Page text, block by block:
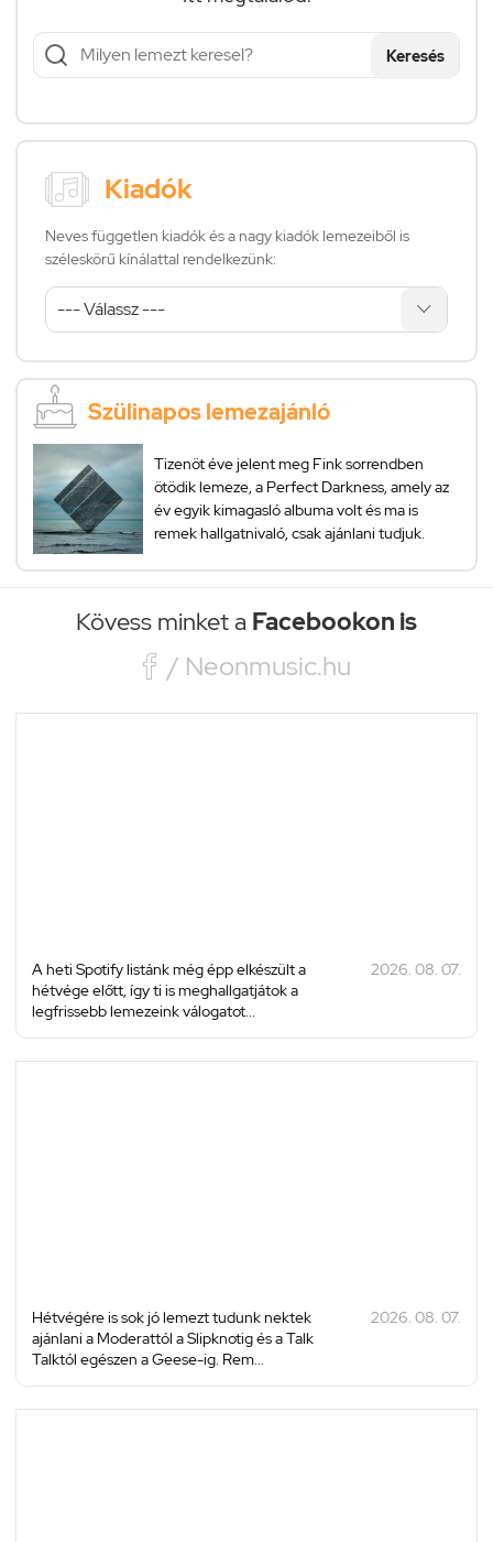
Keresés
Kiadók
Neves független kiadók és a nagy kiadók lemezeiből is
széleskörű kínálattal rendelkezünk:
Szülinapos lemezajánló
Tizenöt éve jelent meg Fink sorrendben
ötödik lemeze, a Perfect Darkness, amely az
év egyik kimagasló albuma volt és ma is
remek hallgatnivaló, csak ajánlani tudjuk.
Kövess minket a Facebookon is
 / Neonmusic.hu
A heti Spotify listánk még épp elkészült a
hétvége előtt, így ti is meghallgatjátok a
legfrissebb lemezeink válogatot...
2026. 08. 07.
Hétvégére is sok jó lemezt tudunk nektek
ajánlani a Moderattól a Slipknotig és a Talk
Talktól egészen a Geese-ig. Rem...
2026. 08. 07.